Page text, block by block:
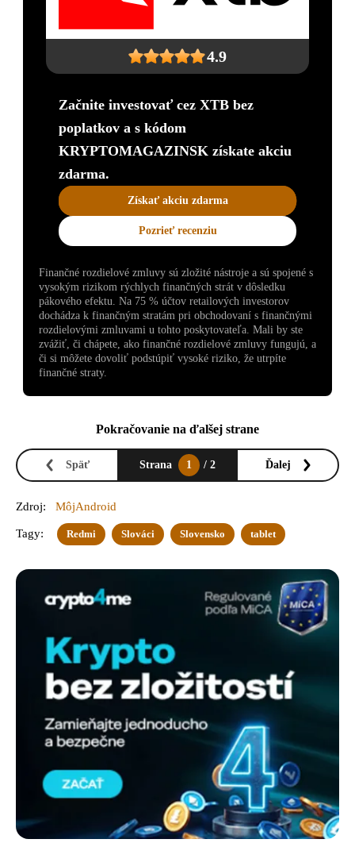
4.9
Začnite investovať cez XTB bez
poplatkov a s kódom
KRYPTOMAGAZINSK získate akciu
zdarma.
Získať akciu zdarma
Pozrieť recenziu
Finančné rozdielové zmluvy sú zložité nástroje a sú spojené s
vysokým rizikom rýchlych finančných strát v dôsledku
pákového efektu. Na 75 % účtov retailových investorov
dochádza k finančným stratám pri obchodovaní s finančnými
rozdielovými zmluvami u tohto poskytovateľa. Mali by ste
zvážiť, či chápete, ako finančné rozdielové zmluvy fungujú, a
či si môžete dovoliť podstúpiť vysoké riziko, že utrpíte
finančné straty.
Pokračovanie na ďalšej strane
Späť Strana 1 / 2 Ďalej
Zdroj: MôjAndroid
Tagy: Redmi Slováci Slovensko tablet